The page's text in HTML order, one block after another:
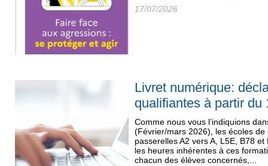
17/07/2026
Livret numérique:
qualifiantes à partir du
Comme nous vous l’indiquions
(Février/mars 2026), les écoles
passerelles A2 vers A, L5E, B78
les heures inhérentes à ces
chacun des élèves concernés,...